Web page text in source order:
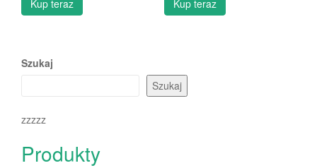
Kup teraz Kup teraz
Szukaj
Szukaj
zzzzz
Produkty